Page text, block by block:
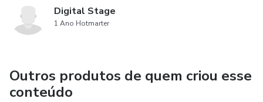
Digital Stage
1 Ano Hotmarter
Outros produtos de quem criou esse
conteúdo